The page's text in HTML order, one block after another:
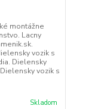
montážne
Lacny
vozik s
Dielensky
vozik s
Skladom